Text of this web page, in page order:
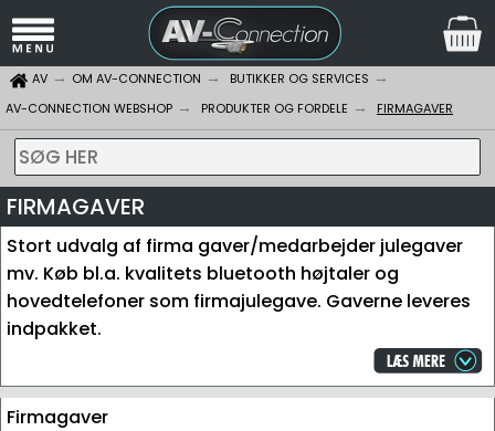
AV OM AV-CONNECTION
BUTIKKER OG SERVICES
AV-CONNECTION WEBSHOP
PRODUKTER OG FORDELE FIRMAGAVER
SØG HER
FIRMAGAVER
Stort udvalg af firma gaver/medarbejder julegaver
mv. Køb bl.a. kvalitets bluetooth højtaler og
hovedtelefoner som firmajulegave. Gaverne leveres
indpakket.
Firmagaver